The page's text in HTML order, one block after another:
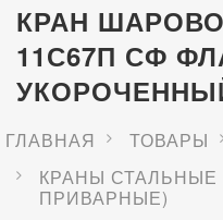
КРАН
11С67П СФ
ГЛАВНАЯ ТОВАРЫ
КРАНЫ СТАЛЬНЫЕ
ПРИВАРНЫЕ)